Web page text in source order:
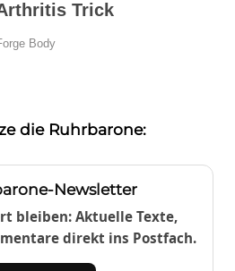
die Ruhrbarone:
Newsletter
bleiben: Aktuelle Texte,
direkt ins Postfach.